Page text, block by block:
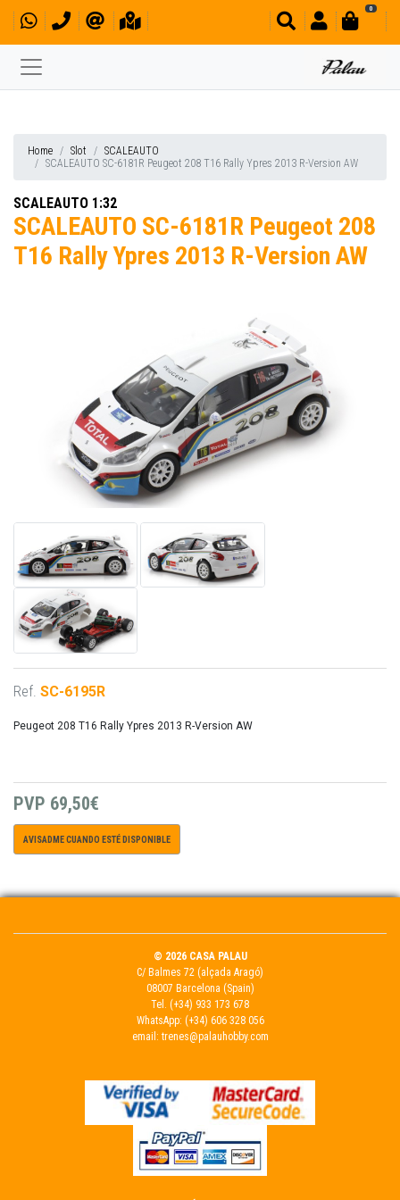
0
Home Slot
SCALEAUTO
SCALEAUTO SC-6181R Peugeot 208 T16 Rally Ypres 2013 R-Version AW
SCALEAUTO 1:32
SCALEAUTO SC-6181R Peugeot 208
T16 Rally Ypres 2013 R-Version AW
Ref. SC-6195R
Peugeot 208 T16 Rally Ypres 2013 R-Version AW
PVP 69,50€
AVISADME CUANDO ESTÉ DISPONIBLE
© 2026 CASA PALAU
C/ Balmes 72 (alçada Aragó)
08007 Barcelona (Spain)
Tel. (+34) 933 173 678
WhatsApp: (+34) 606 328 056
email: trenes@palauhobby.com